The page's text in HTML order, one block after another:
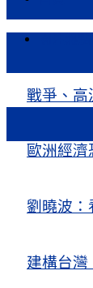
戰爭、高
歐洲經
劉曉波：
建構台灣